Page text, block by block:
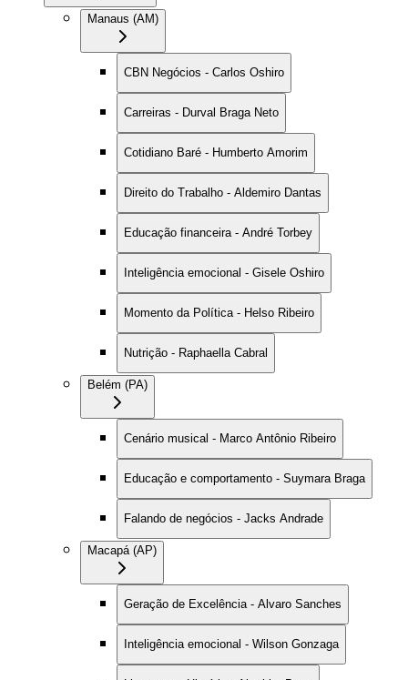
Manaus (AM)
CBN Negócios - Carlos Oshiro
Carreiras - Durval Braga Neto
Cotidiano Baré - Humberto Amorim
Direito do Trabalho - Aldemiro Dantas
Educação financeira - André Torbey
Inteligência emocional - Gisele Oshiro
Momento da Política - Helso Ribeiro
Nutrição - Raphaella Cabral
Belém (PA)
Cenário musical - Marco Antônio Ribeiro
Educação e comportamento - Suymara Braga
Falando de negócios - Jacks Andrade
Macapá (AP)
Geração de Excelência - Alvaro Sanches
Inteligência emocional - Wilson Gonzaga